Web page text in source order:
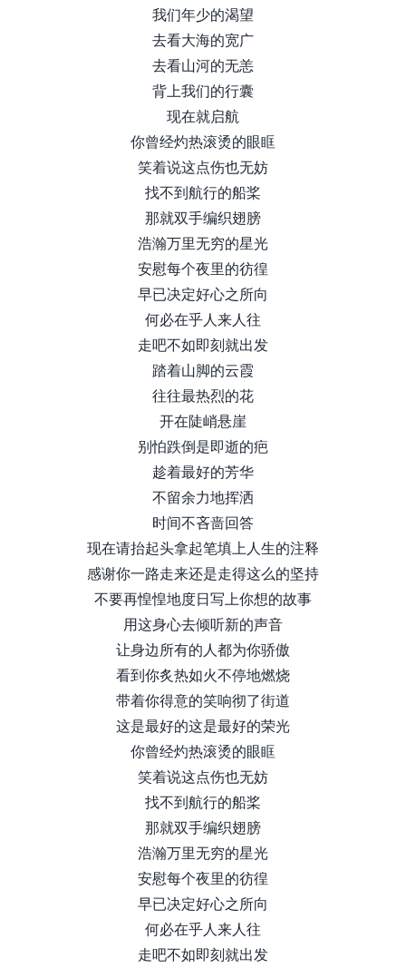
我们年少的渴望
去看大海的宽广
去看山河的无恙
背上我们的行囊
现在就启航
你曾经灼热滚烫的眼眶
笑着说这点伤也无妨
找不到航行的船桨
那就双手编织翅膀
浩瀚万里无穷的星光
安慰每个夜里的彷徨
早已决定好心之所向
何必在乎人来人往
走吧不如即刻就出发
踏着山脚的云霞
往往最热烈的花
开在陡峭悬崖
别怕跌倒是即逝的疤
趁着最好的芳华
不留余力地挥洒
时间不吝啬回答
现在请抬起头拿起笔填上人生的注释
感谢你一路走来还是走得这么的坚持
不要再惶惶地度日写上你想的故事
用这身心去倾听新的声音
让身边所有的人都为你骄傲
看到你炙热如火不停地燃烧
带着你得意的笑响彻了街道
这是最好的这是最好的荣光
你曾经灼热滚烫的眼眶
笑着说这点伤也无妨
找不到航行的船桨
那就双手编织翅膀
浩瀚万里无穷的星光
安慰每个夜里的彷徨
早已决定好心之所向
何必在乎人来人往
走吧不如即刻就出发